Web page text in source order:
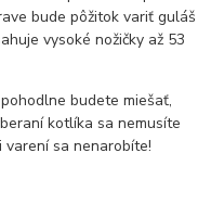
bude pôžitok variť guláš
vysoké nožičky až 53
budete miešať,
kotlíka sa nemusíte
sa nenarobíte!